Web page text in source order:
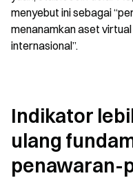
menyebut ini sebagai
menanamkan aset
internasional”.
Indikator
ulang
penawaran-